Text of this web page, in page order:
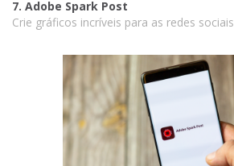
7. Adobe Spark Post
Crie gráficos incríveis para as redes sociais